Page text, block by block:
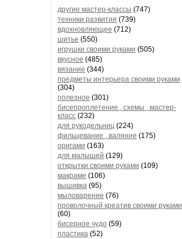
другие мастер-классы (747)
техники развития (739)
вдохновляющее (712)
шитье (550)
игрушки своими руками (505)
вкусное (485)
вязание (344)
предметы интерьера своими руками
(304)
полезное (301)
бисепроплетение , схемы , мастер-
класс (232)
для рукодельниц (224)
фильцевание , валяние (175)
оригами (163)
для малышей (129)
открытки своими руками (109)
макраме (106)
вышивка (95)
мыловарение (76)
проволочный креатив своими руками
(60)
бисерное чудо (59)
пластика (52)